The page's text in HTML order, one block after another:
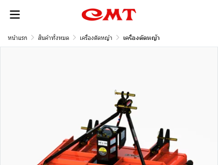
หน้าแรก สินค้าทั้งหมด เครื่องตัดหญ้า เครื่องตัดหญ้า